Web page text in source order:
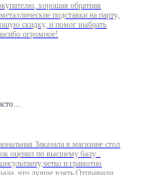
хорошая обратная
подставки на парту,
скидку, и помог выбрать
огромное!
Заказала в магазине стол
оценил по высшему балу .
и грамотно
,что лучше взять.Отправили